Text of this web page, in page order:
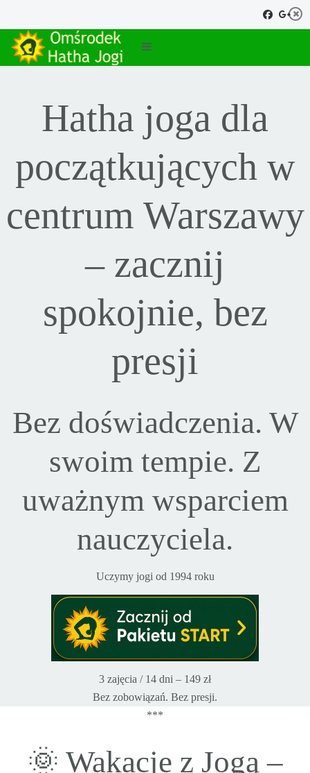
Hatha joga dla
początkujących w
centrum Warszawy
– zacznij
spokojnie, bez
presji
Bez doświadczenia. W
swoim tempie. Z
uważnym wsparciem
nauczyciela.
Uczymy jogi od 1994 roku
3 zajęcia / 14 dni – 149 zł
Bez zobowiązań. Bez presji.
***
🌞 Wakacje z Jogą –